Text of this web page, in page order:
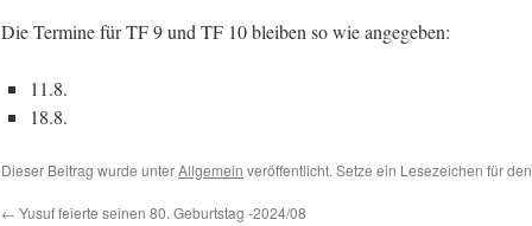
Die Termine für TF 9 und TF 10 bleiben so wie angegeben:
11.8.
18.8.
Dieser Beitrag wurde unterAllgemein veröffentlicht. Setze ein Lesezeichen für den
← Yusuf feierte seinen 80. Geburtstag -2024/08